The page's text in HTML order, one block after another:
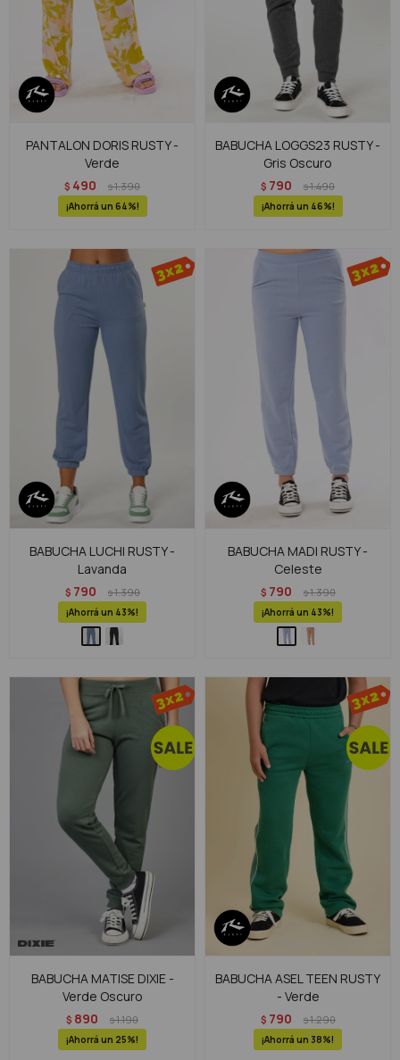
PANTALON DORIS RUSTY -
Verde
$ 490 $1.390
64
BABUCHA LOGGS23 RUSTY -
Gris Oscuro
$ 790 $1.490
46
BABUCHA LUCHI RUSTY -
Lavanda
$ 790 $1.390
43
BABUCHA MADI RUSTY -
Celeste
$ 790 $1.390
43
BABUCHA MATISE DIXIE -
Verde Oscuro
$ 890 $1.190
25
BABUCHA ASEL TEEN RUSTY
- Verde
$ 790 $1.290
38